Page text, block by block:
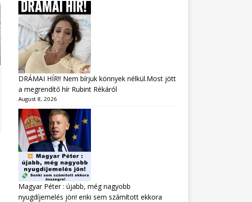
DRÁMAI HÍR!! Nem bírjuk könnyek nélkül.Most jött
a megrendítő hír Rubint Rékáról
August 8, 2026
Magyar Péter : újabb, még nagyobb
nyugdíjemelés jön! enki sem számított ekkora